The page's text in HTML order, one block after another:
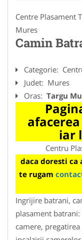
Centre Plasament
Mures
Camin
Categorie:
Judet: Mures
Oras: Targu
iar
Centru
daca doresti ca
te rugam
Ingrijire batrani,
plasament batrani:
camere,